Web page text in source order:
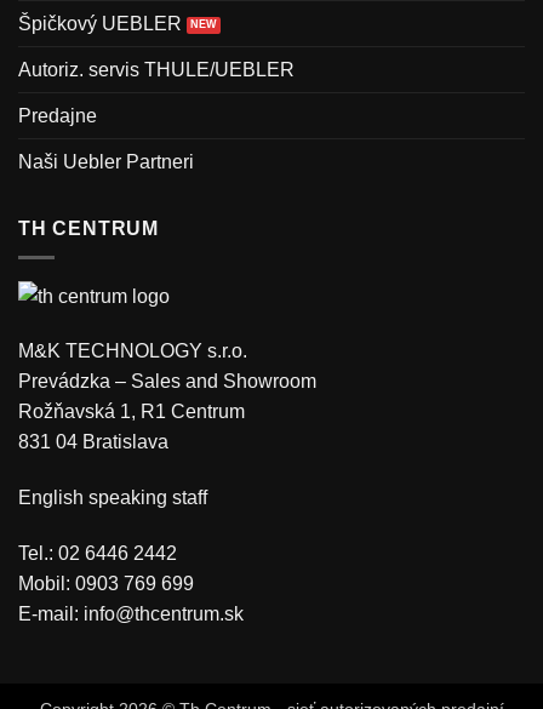
Špičkový UEBLER
Autoriz. servis THULE/UEBLER
Predajne
Naši Uebler Partneri
TH CENTRUM
M&K TECHNOLOGY s.r.o.
Prevádzka – Sales and Showroom
Rožňavská 1, R1 Centrum
831 04 Bratislava
English speaking staff
Tel.: 02 6446 2442
Mobil: 0903 769 699
E-mail: info@thcentrum.sk